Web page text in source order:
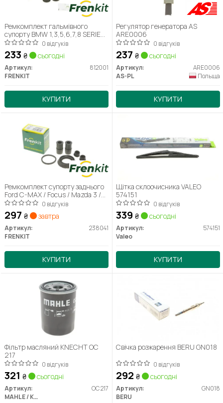
Ремкомплект гальмівного
супорту BMW 1,3,5,6,7,8 SERIES,
CITROEN C4,C5, EVASION, SAXO,
XSARA, PICASSO
0 відгуків
233 ₴ сьогодні
Артикул:
812001
FRENKIT
КУПИТИ
Регулятор генератора AS
ARE0006
0 відгуків
237 ₴ сьогодні
Артикул:
ARE0006
AS-PL
Польща
КУПИТИ
Ремкомплект супорту заднього
Ford C-MAX / Focus / Mazda 3 /
Renault Laguna (d = 38mm)
(Ate) (238041) Frenkit
0 відгуків
297 ₴ завтра
Артикул:
238041
FRENKIT
КУПИТИ
Щітка склоочисника VALEO
574151
0 відгуків
339 ₴ сьогодні
Артикул:
574151
Valeo
КУПИТИ
Фільтр масляний KNECHT OC
217
0 відгуків
321 ₴ сьогодні
Артикул:
OC 217
MAHLE / KNECHT
Свічка розжарення BERU GN018
0 відгуків
292 ₴ сьогодні
Артикул:
GN018
BERU